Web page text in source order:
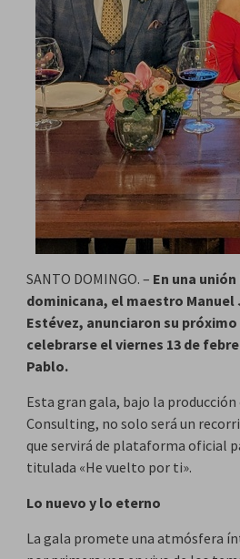
SANTO DOMINGO. – En una
dominicana, el maestro Manuel
Estévez, anunciaron su
celebrarse el viernes 13 de
Pablo.
​Esta gran gala, bajo la
Consulting, no solo será un
que servirá de plataforma oficial
titulada «He vuelto por ti».
​Lo nuevo y lo eterno
​La gala promete una atmósfera